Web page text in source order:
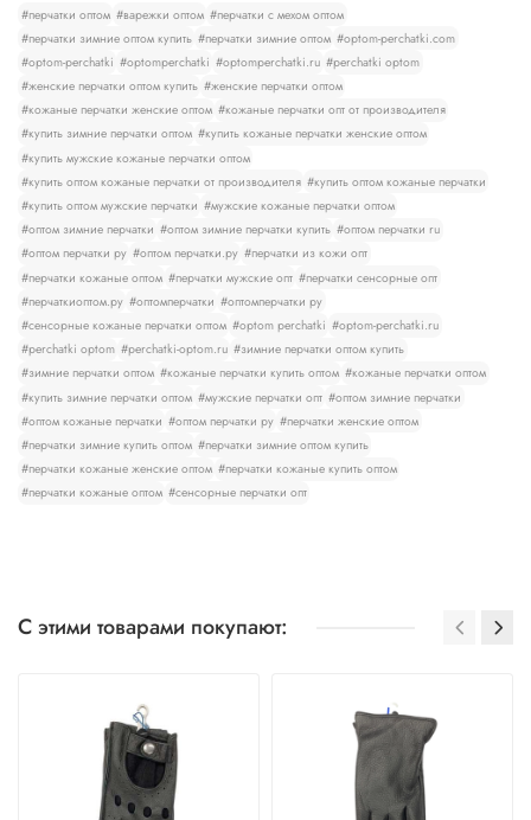
#перчатки оптом #варежки оптом #перчатки с мехом оптом
#перчатки зимние оптом купить #перчатки зимние оптом #optom-perchatki.com
#optom-perchatki #optomperchatki #optomperchatki.ru #perchatki optom
#женские перчатки оптом купить #женские перчатки оптом
#кожаные перчатки женские оптом #кожаные перчатки опт от производителя
#купить зимние перчатки оптом #купить кожаные перчатки женские оптом
#купить мужские кожаные перчатки оптом
#купить оптом кожаные перчатки от производителя #купить оптом кожаные перчатки
#купить оптом мужские перчатки #мужские кожаные перчатки оптом
#оптом зимние перчатки #оптом зимние перчатки купить #оптом перчатки ru
#оптом перчатки ру #оптом перчатки.ру #перчатки из кожи опт
#перчатки кожаные оптом #перчатки мужские опт #перчатки сенсорные опт
#перчаткиоптом.ру #оптомперчатки #оптомперчатки ру
#сенсорные кожаные перчатки оптом #optom perchatki #optom-perchatki.ru
#perchatki optom #perchatki-optom.ru #зимние перчатки оптом купить
#зимние перчатки оптом #кожаные перчатки купить оптом #кожаные перчатки оптом
#купить зимние перчатки оптом #мужские перчатки опт #оптом зимние перчатки
#оптом кожаные перчатки #оптом перчатки ру #перчатки женские оптом
#перчатки зимние купить оптом #перчатки зимние оптом купить
#перчатки кожаные женские оптом #перчатки кожаные купить оптом
#перчатки кожаные оптом #сенсорные перчатки опт
С этими товарами покупают: